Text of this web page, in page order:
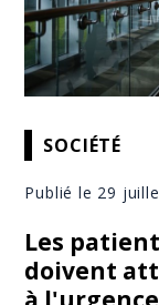
SOCIÉTÉ
Publié le 29
Les
doivent